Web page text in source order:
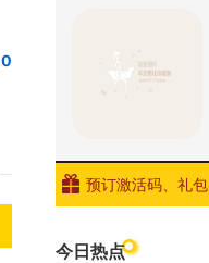
0
预订激活码、礼包
今日热点